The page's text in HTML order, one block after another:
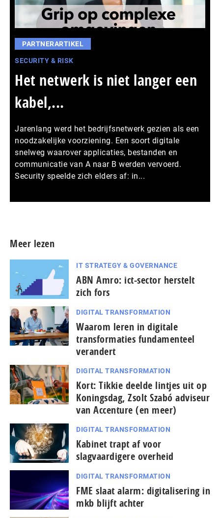
PARTNERARTIKEL
SECURITY & RISK
Het netwerk is niet langer een
kabel,...
Jarenlang werd het bedrijfsnetwerk gezien als een
noodzakelijke voorziening. Een soort digitale
snelweg waarover applicaties, bestanden en
communicatie van A naar B werden vervoerd.
Security speelde zich elders af: in...
Meer lezen
IT STRATEGY & GOVERNANCE
ABN Amro: ict-sector herstelt
zich fors
DIGITAL TRANSFORMATION
Waarom leren in digitale
transformaties fundamenteel
verandert
DIGITAL TRANSFORMATION
Kort: Tikkie deelde lintjes uit op
Koningsdag, Zsolt Szabó adviseur
van Accenture (en meer)
DIGITAL TRANSFORMATION
Kabinet trapt af voor
slagvaardigere overheid
DIGITAL TRANSFORMATION
FME slaat alarm: digitalisering in
mkb blijft achter